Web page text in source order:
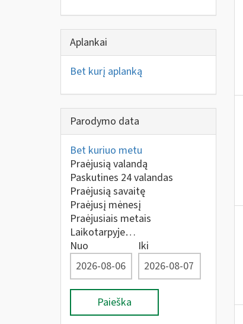
Aplankai
Bet kurį aplanką
Parodymo data
Bet kuriuo metu
Praėjusią valandą
Paskutines 24 valandas
Praėjusią savaitę
Praėjusį mėnesį
Praėjusiais metais
Laikotarpyje…
Nuo
Iki
Paieška